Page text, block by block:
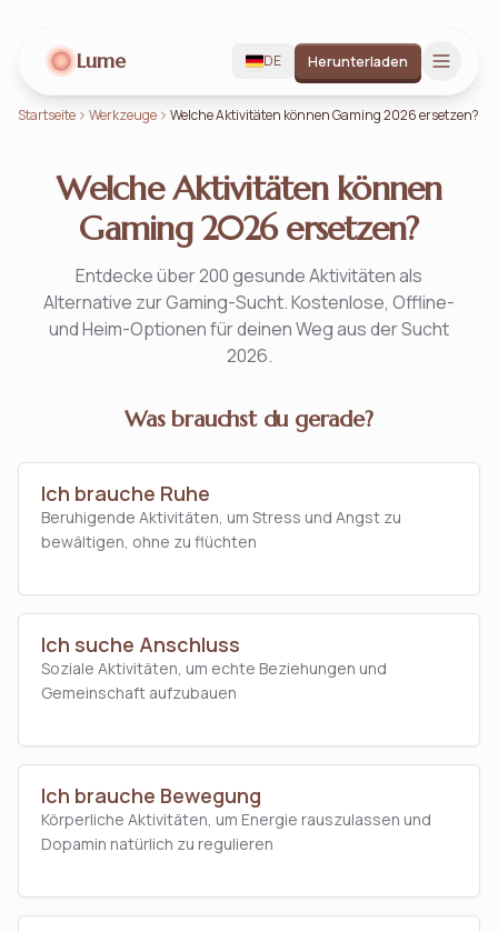
Lume DE Herunterladen
Startseite Werkzeuge Welche Aktivitäten können Gaming 2026 ersetzen?
Welche Aktivitäten können
Gaming 2026 ersetzen?
Entdecke über 200 gesunde Aktivitäten als
Alternative zur Gaming-Sucht. Kostenlose, Offline-
und Heim-Optionen für deinen Weg aus der Sucht
2026.
Was brauchst du gerade?
Ich brauche Ruhe
Beruhigende Aktivitäten, um Stress und Angst zu
bewältigen, ohne zu flüchten
Ich suche Anschluss
Soziale Aktivitäten, um echte Beziehungen und
Gemeinschaft aufzubauen
Ich brauche Bewegung
Körperliche Aktivitäten, um Energie rauszulassen und
Dopamin natürlich zu regulieren